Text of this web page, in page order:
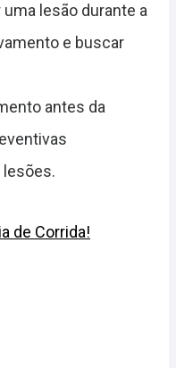
lesão durante a
e buscar
antes da
lesões.
de Corrida!